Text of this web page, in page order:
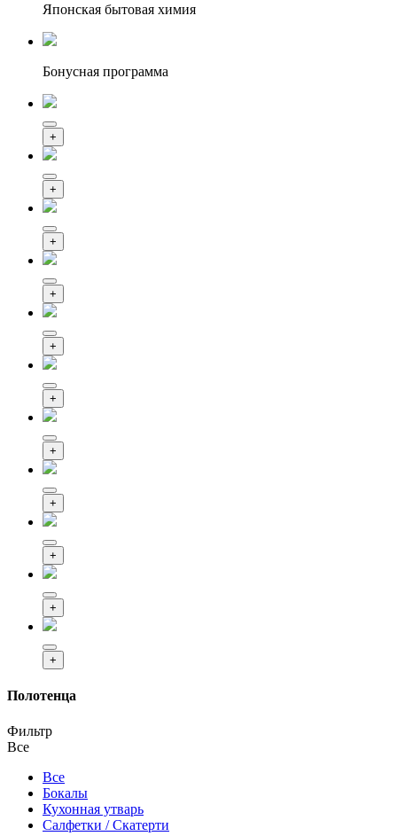
Японская бытовая химия
Бонусная программа
+
+
+
+
+
+
+
+
+
+
+
Полотенца
Фильтр
Все
Все
Бокалы
Кухонная утварь
Салфетки / Скатерти